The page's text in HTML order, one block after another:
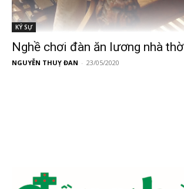
KÝ SỰ
Nghề chơi đàn ăn lương nhà thờ
NGUYỄN THUỴ ĐAN - 23/05/2020